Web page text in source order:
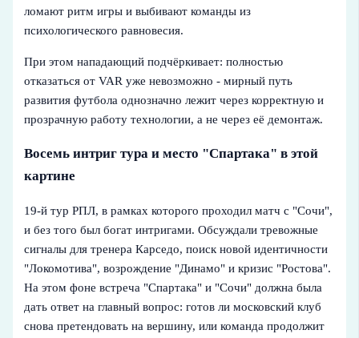
ломают ритм игры и выбивают команды из
психологического равновесия.
При этом нападающий подчёркивает: полностью
отказаться от VAR уже невозможно - мирный путь
развития футбола однозначно лежит через корректную и
прозрачную работу технологии, а не через её демонтаж.
Восемь интриг тура и место "Спартака" в этой
картине
19-й тур РПЛ, в рамках которого проходил матч с "Сочи",
и без того был богат интригами. Обсуждали тревожные
сигналы для тренера Карседо, поиск новой идентичности
"Локомотива", возрождение "Динамо" и кризис "Ростова".
На этом фоне встреча "Спартака" и "Сочи" должна была
дать ответ на главный вопрос: готов ли московский клуб
снова претендовать на вершину, или команда продолжит